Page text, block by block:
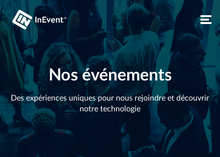
Nos événements
Des expériences uniques pour nous rejoindre et découvrir
notre technologie